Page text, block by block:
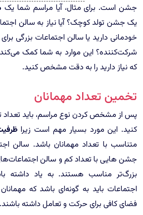
جشن است. برای مثال، آیا مراسم شما یک
یک جشن تولد کوچک؟ آیا نیاز به سالن
خودمانی دارید یا سالن اجتماعات بزرگی
شرکت‌کننده؟ این موارد به شما کمک می‌کند
که نیاز دارید را به دقت مشخص کنید.
تخمین تعداد مهمانان
پس از مشخص کردن نوع مراسم، باید تعداد
کنید. این مورد بسیار مهم است زیرا
متناسب با تعداد مهمانان باشد. سالن
جشن هایی با تعداد کم و سالن
بزرگ‌تر مناسب هستند. به یاد داشته
اجتماعات باید به گونه‌ای باشد که
فضای کافی برای حرکت و تعامل داشته باشند.